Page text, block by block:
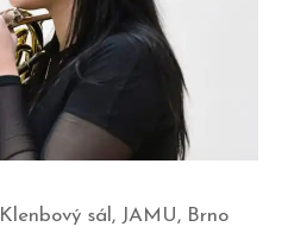
sál, JAMU, Brno